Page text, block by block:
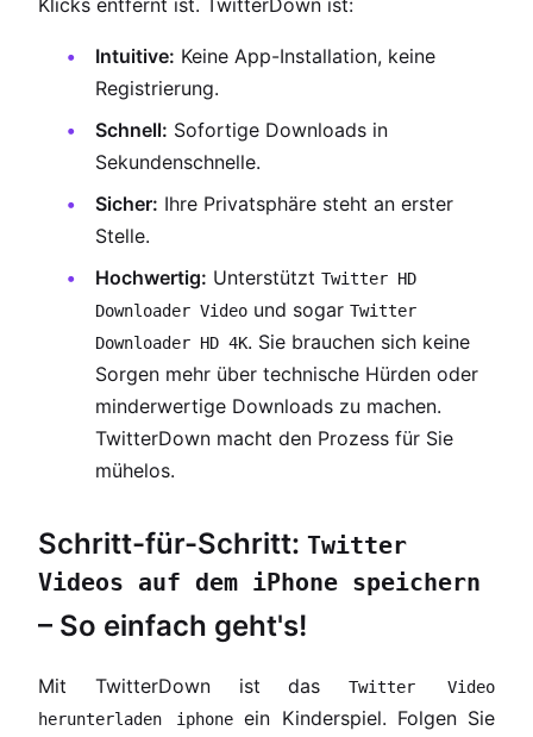
Klicks entfernt ist. TwitterDown ist:
Intuitive: Keine App-Installation, keine
Registrierung.
Schnell: Sofortige Downloads in
Sekundenschnelle.
Sicher: Ihre Privatsphäre steht an erster
Stelle.
Hochwertig: Unterstützt Twitter HD
Downloader Video und sogar Twitter
Downloader HD 4K. Sie brauchen sich keine
Sorgen mehr über technische Hürden oder
minderwertige Downloads zu machen.
TwitterDown macht den Prozess für Sie
mühelos.
Schritt-für-Schritt: Twitter
Videos auf dem iPhone speichern
– So einfach geht's!
Mit TwitterDown ist dasTwitter Video
herunterladen iphone ein Kinderspiel. Folgen Sie